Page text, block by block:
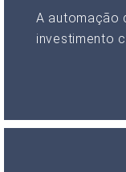
A automação
investimento